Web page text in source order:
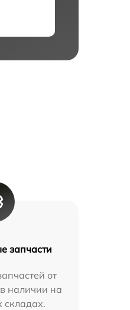
запчасти
от
наличии на
складах.